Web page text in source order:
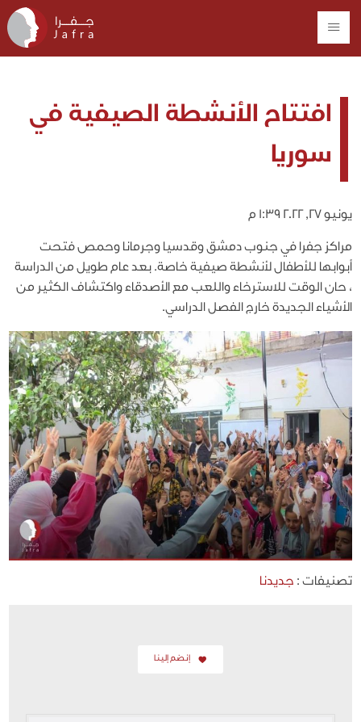
افتتاح الأنشطة الصيفية في
سوريا
يونيو 27, 2022 1:39 م
مراكز جفرا في جنوب دمشق وقدسيا وجرمانا وحمص فتحت
أبوابها للأطفال لأنشطة صيفية خاصة. بعد عام طويل من الدراسة
، حان الوقت للاسترخاء واللعب مع الأصدقاء واكتشاف الكثير من
الأشياء الجديدة خارج الفصل الدراسي.
تصنيفات : جديدنا
إنضم إلينا